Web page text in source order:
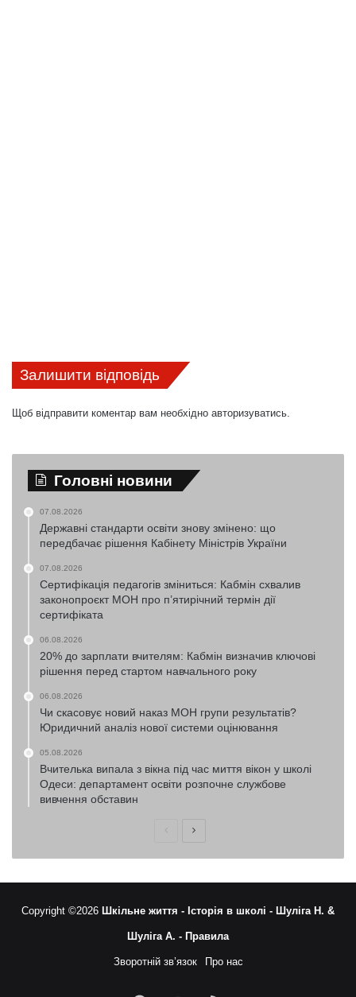
Залишити відповідь
Щоб відправити коментар вам необхідно авторизуватись.
Головні новини
07.08.2026
Державні стандарти освіти знову змінено: що
передбачає рішення Кабінету Міністрів України
07.08.2026
Сертифікація педагогів зміниться: Кабмін схвалив
законопроєкт МОН про п’ятирічний термін дії
сертифіката
06.08.2026
20% до зарплати вчителям: Кабмін визначив ключові
рішення перед стартом навчального року
06.08.2026
Чи скасовує новий наказ МОН групи результатів?
Юридичний аналіз нової системи оцінювання
05.08.2026
Вчителька випала з вікна під час миття вікон у школі
Одеси: департамент освіти розпочне службове
вивчення обставин
ПопередняНаступна
Copyright ©2026 Шкільне життя - Історія в школі - Шуліга Н. &
Шуліга А. - Правила
Зворотній зв’язок Про нас